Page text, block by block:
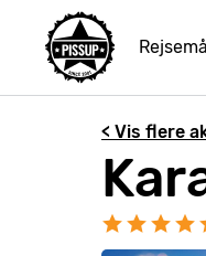
< Vis flere